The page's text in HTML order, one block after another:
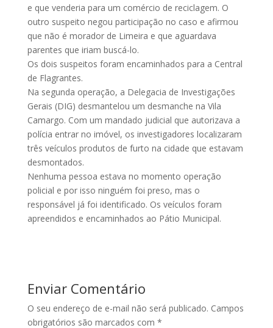
e que venderia para um comércio de reciclagem. O
outro suspeito negou participação no caso e afirmou
que não é morador de Limeira e que aguardava
parentes que iriam buscá-lo.
Os dois suspeitos foram encaminhados para a Central
de Flagrantes.
Na segunda operação, a Delegacia de Investigações
Gerais (DIG) desmantelou um desmanche na Vila
Camargo. Com um mandado judicial que autorizava a
polícia entrar no imóvel, os investigadores localizaram
três veículos produtos de furto na cidade que estavam
desmontados.
Nenhuma pessoa estava no momento operação
policial e por isso ninguém foi preso, mas o
responsável já foi identificado. Os veículos foram
apreendidos e encaminhados ao Pátio Municipal.
Enviar Comentário
O seu endereço de e-mail não será publicado. Campos
obrigatórios são marcados com *